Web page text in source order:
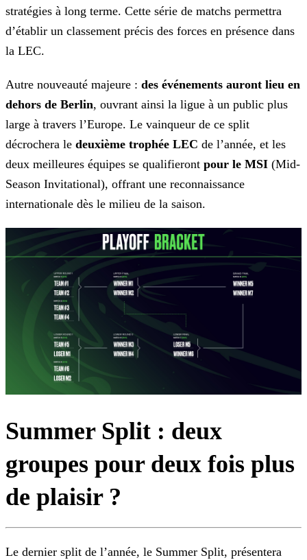
stratégies à long terme. Cette série de matchs permettra
d’établir un classement précis des forces en présence dans
la LEC.
Autre nouveauté majeure : des événements auront lieu en
dehors de Berlin, ouvrant ainsi la ligue à un public plus
large à travers l’Europe. Le vainqueur de ce split
décrochera le deuxième trophée LEC de l’année, et les
deux meilleures équipes se qualifieront pour le MSI (Mid-
Season Invitational), offrant une reconnaissance
internationale dès le milieu de la saison.
Summer Split : deux
groupes pour deux fois plus
de plaisir ?
Le dernier split de l’année, le Summer Split, présentera